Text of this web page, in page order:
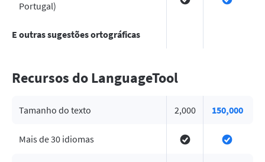
Portugal)
E outras sugestões ortográficas
Recursos do LanguageTool
Tamanho do texto 2,000 150,000
Mais de 30 idiomas